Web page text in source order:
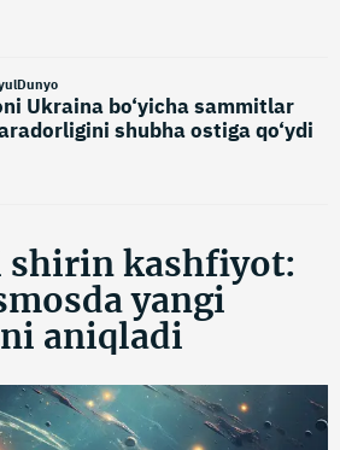
Dunyo
Ukraina bo‘yicha sammitlar
shubha ostiga qo‘ydi
shirin kashfiyot:
yangi
aniqladi